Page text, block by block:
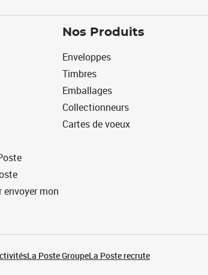
envoyer mon
Nos Produits
Enveloppes
Timbres
Emballages
Collectionneurs
Cartes de voeux
La Poste GroupeLa Poste recrute